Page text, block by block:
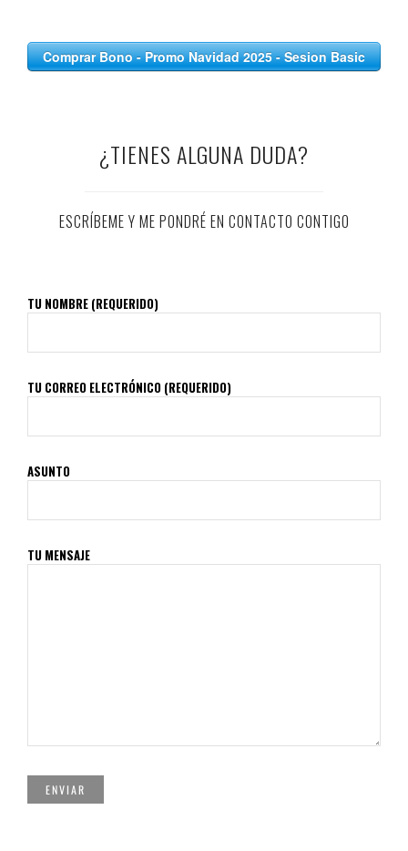
Comprar Bono - Promo Navidad 2025 - Sesion Basic
¿TIENES ALGUNA DUDA?
ESCRÍBEME Y ME PONDRÉ EN CONTACTO CONTIGO
TU NOMBRE (REQUERIDO)
TU CORREO ELECTRÓNICO (REQUERIDO)
ASUNTO
TU MENSAJE